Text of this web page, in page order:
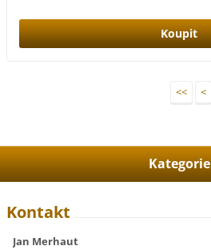
<< <
Kategorie
Kontakt
Jan Merhaut